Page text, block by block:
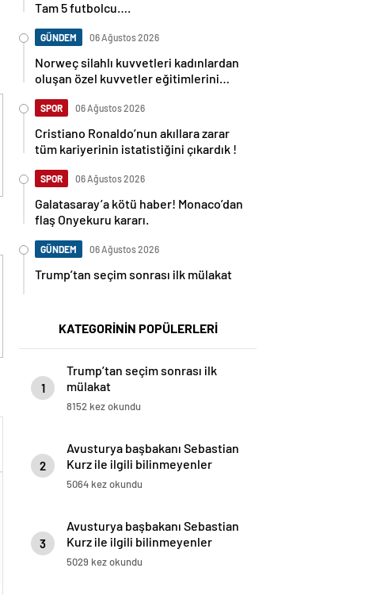
Tam 5 futbolcu….
GÜNDEM 06 Ağustos 2026
Norweç silahlı kuvvetleri kadınlardan
oluşan özel kuvvetler eğitimlerini
SPOR 06 Ağustos 2026
Cristiano Ronaldo’nun akıllara zarar
tüm kariyerinin istatistiğini çıkardık !
SPOR 06 Ağustos 2026
Galatasaray’a kötü haber! Monaco’dan
flaş Onyekuru kararı.
GÜNDEM 06 Ağustos 2026
Trump’tan seçim sonrası ilk mülakat
KATEGORİNİN POPÜLERLERİ
1
Trump’tan seçim sonrası ilk
mülakat
8152 kez okundu
2
Avusturya başbakanı Sebastian
Kurz ile ilgili bilinmeyenler
5064 kez okundu
3
Avusturya başbakanı Sebastian
Kurz ile ilgili bilinmeyenler
5029 kez okundu